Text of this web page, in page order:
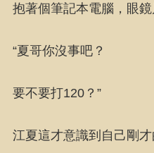
抱著個筆記本電腦，眼
“夏哥你沒事吧？
要不要打120？”
江夏這才意識到自己剛才